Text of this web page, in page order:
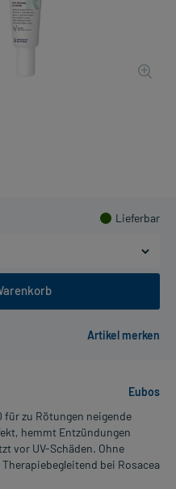
Lieferbar
Eubos
für zu Rötungen neigende
hemmt Entzündungen
vor UV-Schäden. Ohne
bei Rosacea